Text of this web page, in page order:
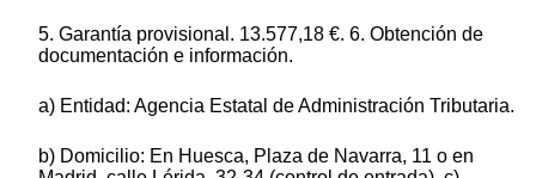
5. Garantía provisional. 13.577,18 €. 6. Obtención de
documentación e información.
a) Entidad: Agencia Estatal de Administración Tributaria.
b) Domicilio: En Huesca, Plaza de Navarra, 11 o en